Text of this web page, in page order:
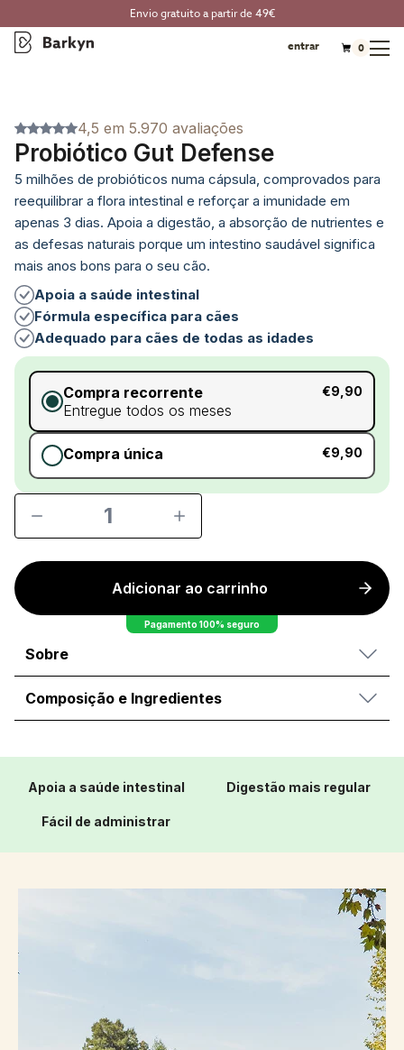
Envio gratuito a partir de 49€
entrar 0
4,5 em 5.970 avaliações
Probiótico Gut Defense
5 milhões de probióticos numa cápsula, comprovados para
reequilibrar a flora intestinal e reforçar a imunidade em
apenas 3 dias. Apoia a digestão, a absorção de nutrientes e
as defesas naturais porque um intestino saudável significa
mais anos bons para o seu cão.
Apoia a saúde intestinal
Fórmula específica para cães
Adequado para cães de todas as idades
Compra recorrente
Entregue todos os meses
€9,90
Compra única €9,90
1
Adicionar ao carrinho
Pagamento 100% seguro
Sobre
Composição e Ingredientes
Apoia a saúde intestinal Digestão mais regular
Fácil de administrar